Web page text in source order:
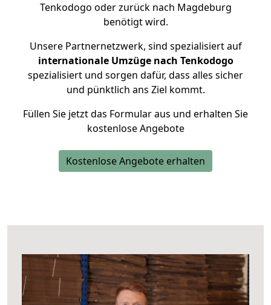
Tenkodogo oder zurück nach Magdeburg
benötigt wird.
Unsere Partnernetzwerk, sind spezialisiert auf
internationale Umzüge nach Tenkodogo
spezialisiert und sorgen dafür, dass alles sicher
und pünktlich ans Ziel kommt.
Füllen Sie jetzt das Formular aus und erhalten Sie
kostenlose Angebote
Kostenlose Angebote erhalten